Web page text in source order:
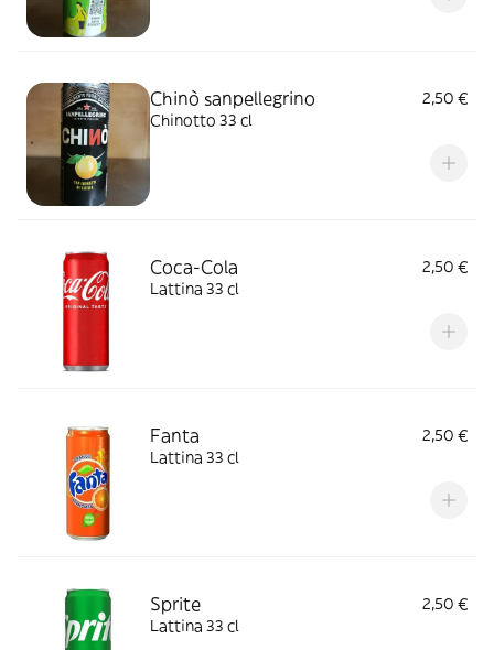
Chinò sanpellegrino
2,50 €
Chinotto 33 cl
Coca-Cola
2,50 €
Lattina 33 cl
Fanta
2,50 €
Lattina 33 cl
Sprite
2,50 €
Lattina 33 cl